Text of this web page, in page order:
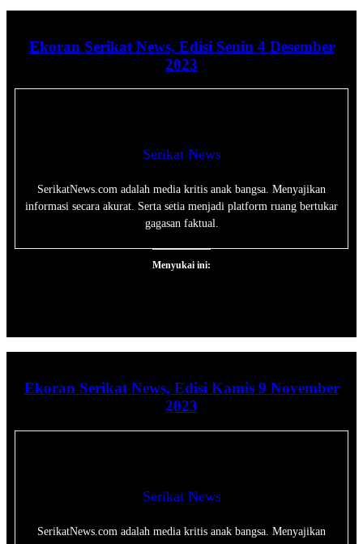
Ekoran Serikat News, Edisi Senin 4 Desember
2023
Serikat News
SerikatNews.com adalah media kritis anak bangsa. Menyajikan
informasi secara akurat. Serta setia menjadi platform ruang bertukar
gagasan faktual.
Menyukai ini:
Ekoran Serikat News, Edisi Kamis 9 November
2023
Serikat News
SerikatNews.com adalah media kritis anak bangsa. Menyajikan